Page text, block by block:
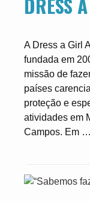
A Dress a Girl
fundada em
missão de
países
proteção e
atividades em
Campos. Em …